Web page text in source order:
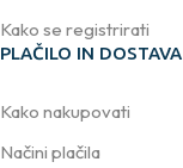
Kako se registrirati
PLAČILO IN DOSTAVA
Kako nakupovati
Načini plačila